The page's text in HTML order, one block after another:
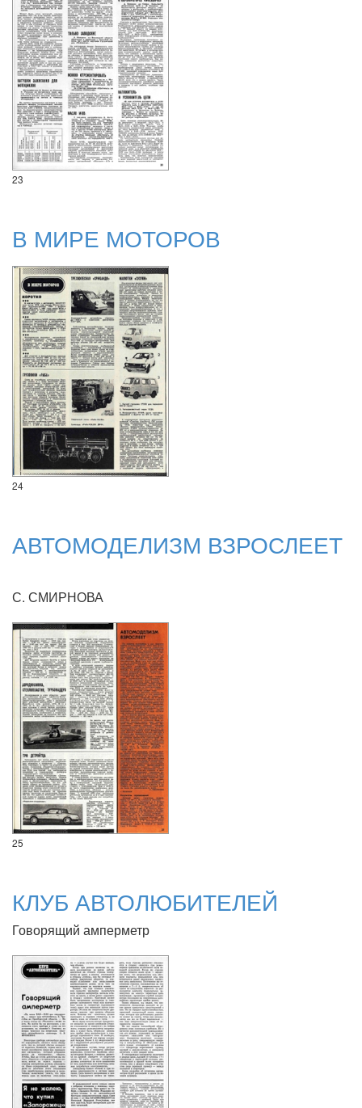
23
В МИРЕ МОТОРОВ
24
АВТОМОДЕЛИЗМ ВЗРОСЛЕЕТ
С. СМИРНОВА
25
КЛУБ АВТОЛЮБИТЕЛЕЙ
Говорящий амперметр